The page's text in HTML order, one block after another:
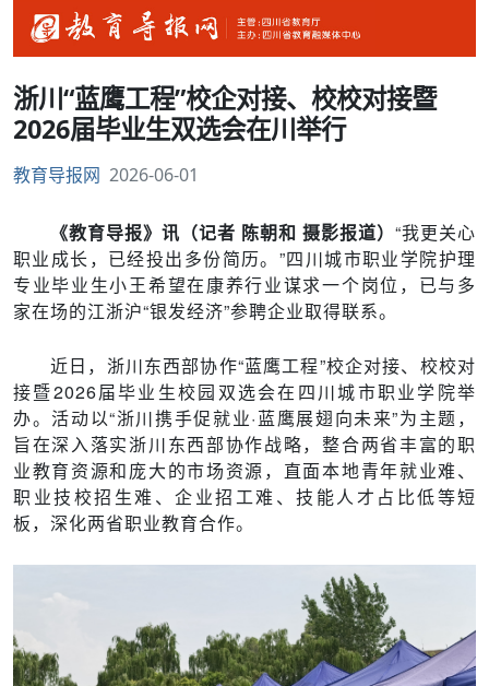
浙川“蓝鹰工程”校企对接、校校对接暨
2026届毕业生双选会在川举行
教育导报网 2026-06-01
《教育导报》讯（记者 陈朝和 摄影报道） “我更关心
职业成长，已经投出多份简历。”四川城市职业学院护理
专业毕业生小王希望在康养行业谋求一个岗位，已与多
家在场的江浙沪“银发经济”参聘企业取得联系。
近日，浙川东西部协作“蓝鹰工程”校企对接、校校对
接暨2026届毕业生校园双选会在四川城市职业学院举
办。 活动以“浙川携手促就业·蓝鹰展翅向未来”为主题，
旨在深入落实浙川东西部协作战略，整合两省丰富的职
业教育资源和庞大的市场资源，直面本地青年就业难、
职业技校招生难、企业招工难、技能人才占比低等短
板，深化两省职业教育合作。